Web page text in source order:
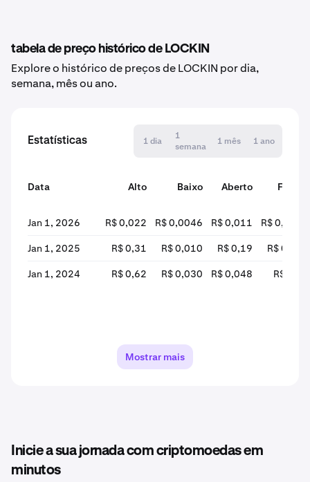
tabela de preço histórico de LOCKIN
Explore o histórico de preços de LOCKIN por dia,
semana, mês ou ano.
Estatísticas 1 dia
1
semana
1 mês 1 ano
Data Alto Baixo Aberto Fechar
Jan 1, 2026 R$ 0,022 R$ 0,0046 R$ 0,011 R$ 0,0050
Jan 1, 2025 R$ 0,31 R$ 0,010 R$ 0,19 R$ 0,011
Jan 1, 2024 R$ 0,62 R$ 0,030 R$ 0,048 R$ 0,21
Mostrar mais
Inicie a sua jornada com criptomoedas em
minutos